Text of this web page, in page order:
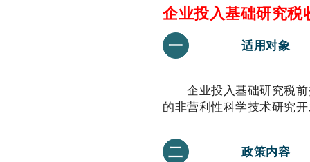
企业投入基础研究税
一 适用对象
企业投入基础研究税前
的非营利性科学技术研究
二 政策内容